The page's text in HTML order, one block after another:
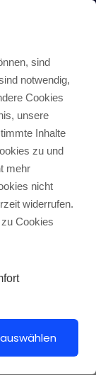
&
0
sind
notwendig,
Cookies
unsere
Inhalte
zu und
mehr
nicht
widerrufen.
Cookies